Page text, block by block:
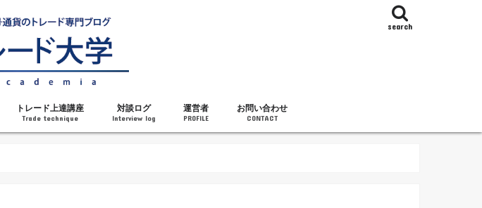
search
トレード上達講座
Trade technique
対談ログ
Interview log
運営者
PROFILE
お問い合わせ
CONTACT